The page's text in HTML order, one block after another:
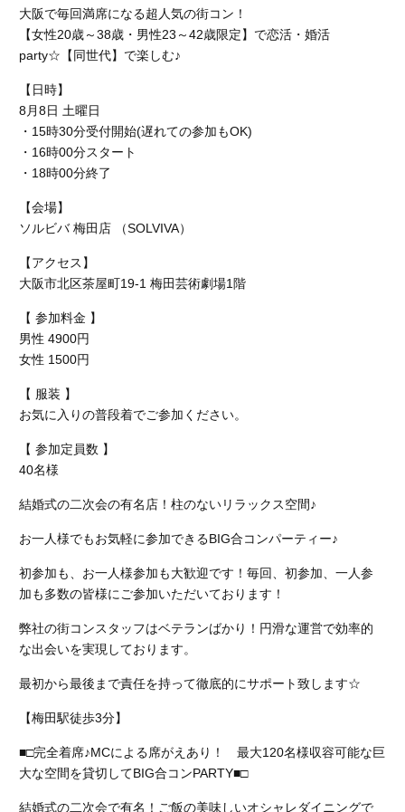
大阪で毎回満席になる超人気の街コン！
【女性20歳～38歳・男性23～42歳限定】で恋活・婚活
party☆【同世代】で楽しむ♪
【日時】
8月8日 土曜日
・15時30分受付開始(遅れての参加もOK)
・16時00分スタート
・18時00分終了
【会場】
ソルビバ 梅田店 （SOLVIVA）
【アクセス】
大阪市北区茶屋町19-1 梅田芸術劇場1階
【 参加料金 】
男性 4900円
女性 1500円
【 服装 】
お気に入りの普段着でご参加ください。
【 参加定員数 】
40名様
結婚式の二次会の有名店！柱のないリラックス空間♪
お一人様でもお気軽に参加できるBIG合コンパーティー♪
初参加も、お一人様参加も大歓迎です！毎回、初参加、一人参
加も多数の皆様にご参加いただいております！
弊社の街コンスタッフはベテランばかり！円滑な運営で効率的
な出会いを実現しております。
最初から最後まで責任を持って徹底的にサポート致します☆
【梅田駅徒歩3分】
■□完全着席♪MCによる席がえあり！ 最大120名様収容可能な巨
大な空間を貸切してBIG合コンPARTY■□
結婚式の二次会で有名！ご飯の美味しいオシャレダイニングで